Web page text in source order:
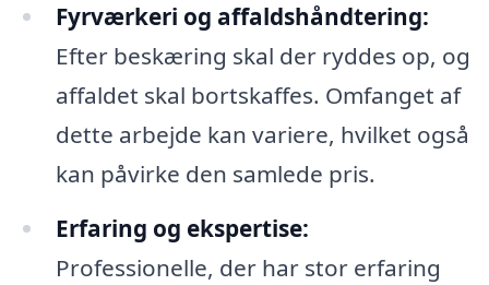
Fyrværkeri og affaldshåndtering:
Efter beskæring skal der ryddes op, og
affaldet skal bortskaffes. Omfanget af
dette arbejde kan variere, hvilket også
kan påvirke den samlede pris.
Erfaring og ekspertise:
Professionelle, der har stor erfaring